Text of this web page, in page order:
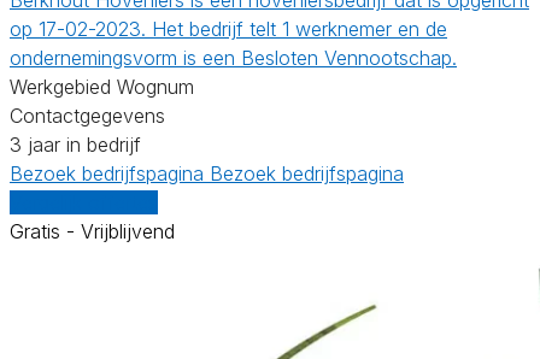
op 17-02-2023. Het bedrijf telt 1 werknemer en de
ondernemingsvorm is een Besloten Vennootschap.
Werkgebied Wognum
Contactgegevens
3 jaar in bedrijf
Bezoek bedrijfspagina Bezoek bedrijfspagina
Gratis - Vrijblijvend